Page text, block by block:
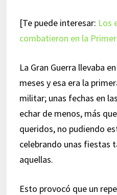
[Te puede interesar: Los
combatieron en la
La Gran Guerra llevaba
meses y esa era la
militar; unas fechas en
echar de menos, más
queridos, no pudiendo
celebrando unas fiestas
aquellas.
Esto provocó que un